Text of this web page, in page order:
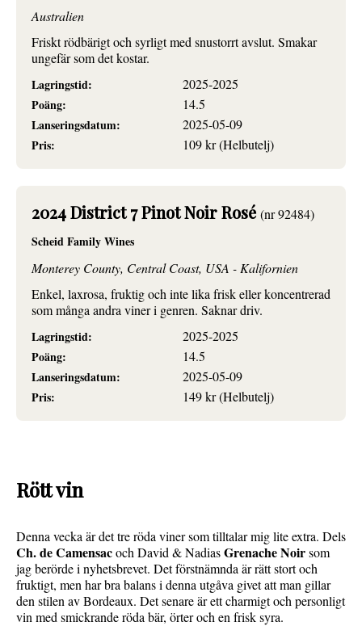
Australien
Friskt rödbärigt och syrligt med snustorrt avslut. Smakar
ungefär som det kostar.
Lagringstid:
2025-2025
Poäng:
14.5
Lanseringsdatum:
2025-05-09
Pris:
109 kr (Helbutelj)
2024 District 7 Pinot Noir Rosé (nr 92484)
Scheid Family Wines
Monterey County, Central Coast, USA - Kalifornien
Enkel, laxrosa, fruktig och inte lika frisk eller koncentrerad
som många andra viner i genren. Saknar driv.
Lagringstid:
2025-2025
Poäng:
14.5
Lanseringsdatum:
2025-05-09
Pris:
149 kr (Helbutelj)
Rött vin
Denna vecka är det tre röda viner som tilltalar mig lite extra. Dels
Ch. de Camensacoch David & NadiasGrenache Noirsom
jag berörde i nyhetsbrevet. Det förstnämnda är rätt stort och
fruktigt, men har bra balans i denna utgåva givet att man gillar
den stilen av Bordeaux. Det senare är ett charmigt och personligt
vin med smickrande röda bär, örter och en frisk syra.